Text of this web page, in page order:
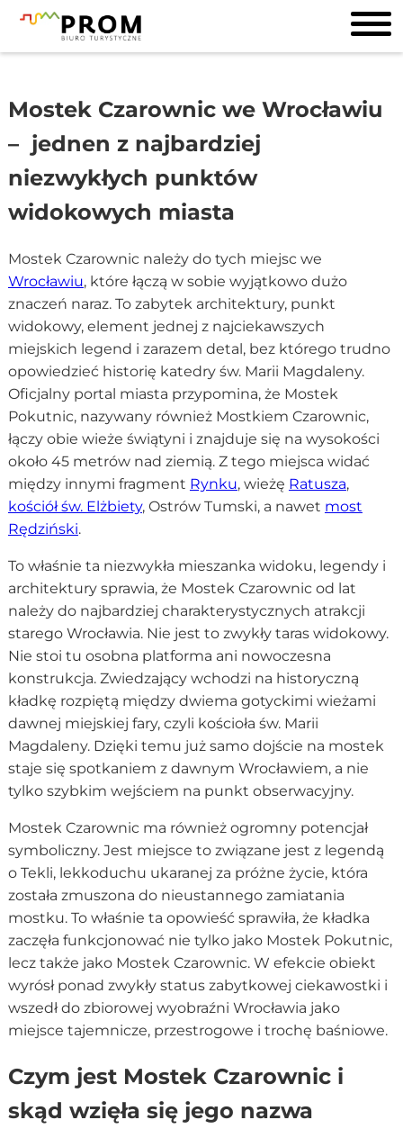
Mostek Czarownic we Wrocławiu
– jednen z najbardziej
niezwykłych punktów
widokowych miasta
Mostek Czarownic należy do tych miejsc we
Wrocławiu, które łączą w sobie wyjątkowo dużo
znaczeń naraz. To zabytek architektury, punkt
widokowy, element jednej z najciekawszych
miejskich legend i zarazem detal, bez którego trudno
opowiedzieć historię katedry św. Marii Magdaleny.
Oficjalny portal miasta przypomina, że Mostek
Pokutnic, nazywany również Mostkiem Czarownic,
łączy obie wieże świątyni i znajduje się na wysokości
około 45 metrów nad ziemią. Z tego miejsca widać
między innymi fragment Rynku, wieżę Ratusza,
kościół św. Elżbiety, Ostrów Tumski, a nawet most
Rędziński.
To właśnie ta niezwykła mieszanka widoku, legendy i
architektury sprawia, że Mostek Czarownic od lat
należy do najbardziej charakterystycznych atrakcji
starego Wrocławia. Nie jest to zwykły taras widokowy.
Nie stoi tu osobna platforma ani nowoczesna
konstrukcja. Zwiedzający wchodzi na historyczną
kładkę rozpiętą między dwiema gotyckimi wieżami
dawnej miejskiej fary, czyli kościoła św. Marii
Magdaleny. Dzięki temu już samo dojście na mostek
staje się spotkaniem z dawnym Wrocławiem, a nie
tylko szybkim wejściem na punkt obserwacyjny.
Mostek Czarownic ma również ogromny potencjał
symboliczny. Jest miejsce to związane jest z legendą
o Tekli, lekkoduchu ukaranej za próżne życie, która
została zmuszona do nieustannego zamiatania
mostku. To właśnie ta opowieść sprawiła, że kładka
zaczęła funkcjonować nie tylko jako Mostek Pokutnic,
lecz także jako Mostek Czarownic. W efekcie obiekt
wyrósł ponad zwykły status zabytkowej ciekawostki i
wszedł do zbiorowej wyobraźni Wrocławia jako
miejsce tajemnicze, przestrogowe i trochę baśniowe.
Czym jest Mostek Czarownic i
skąd wzięła się jego nazwa